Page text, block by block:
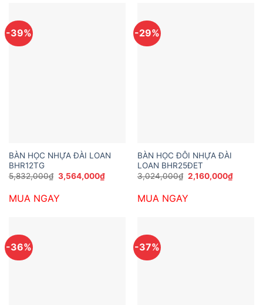
-39%
BÀN HỌC NHỰA ĐÀI LOAN
BHR12TG
5,832,000₫ Giá
gốc
5,832,000₫.
3,564,000₫Giá
hiện
MUA NGAY
-29%
BÀN HỌC ĐÔI NHỰA ĐÀI
LOAN BHR25ĐET
3,024,000₫ Giá
gốc
3,024,000₫.
2,160,000₫Giá
hiện
MUA NGAY
-36% -37%